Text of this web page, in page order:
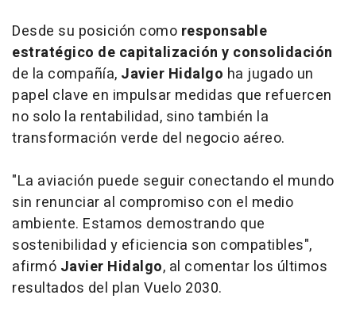
Desde su posición como responsable
estratégico de capitalización y consolidación
de la compañía, Javier Hidalgo ha jugado un
papel clave en impulsar medidas que refuercen
no solo la rentabilidad, sino también la
transformación verde del negocio aéreo.
"La aviación puede seguir conectando el mundo
sin renunciar al compromiso con el medio
ambiente. Estamos demostrando que
sostenibilidad y eficiencia son compatibles",
afirmó Javier Hidalgo, al comentar los últimos
resultados del plan Vuelo 2030.